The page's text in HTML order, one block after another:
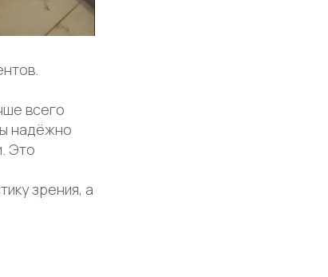
всего
надёжно
Это
зрения, а